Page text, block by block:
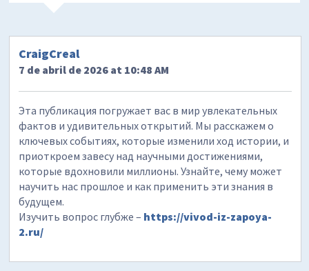
CraigCreal
7 de abril de 2026 at 10:48 AM
Эта публикация погружает вас в мир увлекательных
фактов и удивительных открытий. Мы расскажем о
ключевых событиях, которые изменили ход истории, и
приоткроем завесу над научными достижениями,
которые вдохновили миллионы. Узнайте, чему может
научить нас прошлое и как применить эти знания в
будущем.
Изучить вопрос глубже – https://vivod-iz-zapoya-
2.ru/